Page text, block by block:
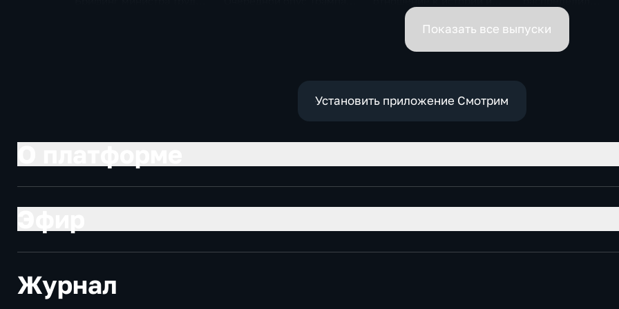
почему
обязанности вице-
премьеров
Показать все выпуски
Установить приложение Смотрим
Журнал